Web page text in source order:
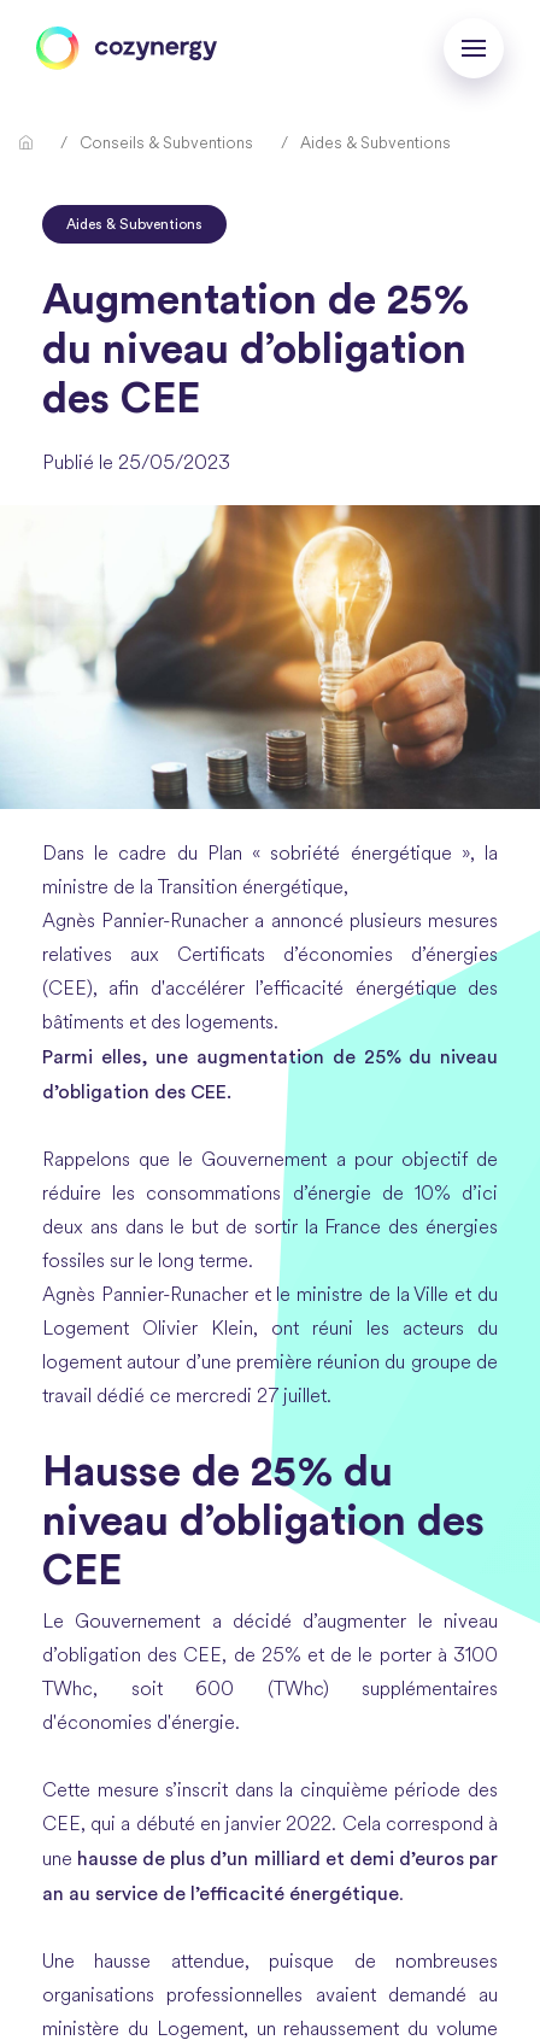
Conseils & Subventions Aides & Subventions
Aides & Subventions
Augmentation de 25%
du niveau d’obligation
des CEE
Publié le 25/05/2023
Dans le cadre du Plan « sobriété énergétique », la
ministre de la Transition énergétique,
Agnès Pannier-Runacher a annoncé plusieurs mesures
relatives aux Certificats d’économies d’énergies
(CEE), afin d'accélérer l’efficacité énergétique des
bâtiments et des logements.
Parmi elles, une augmentation de 25% du niveau
d’obligation des CEE.
Rappelons que le Gouvernement a pour objectif de
réduire les consommations d’énergie de 10% d’ici
deux ans dans le but de sortir la France des énergies
fossiles sur le long terme.
Agnès Pannier-Runacher et le ministre de la Ville et du
Logement Olivier Klein, ont réuni les acteurs du
logement autour d’une première réunion du groupe de
travail dédié ce mercredi 27 juillet.
Hausse de 25% du
niveau d’obligation des
CEE
Le Gouvernement a décidé d’augmenter le niveau
d’obligation des CEE, de 25% et de le porter à 3100
TWhc, soit 600 (TWhc) supplémentaires
d'économies d'énergie.
Cette mesure s’inscrit dans la cinquième période des
CEE, qui a débuté en janvier 2022. Cela correspond à
une hausse de plus d’un milliard et demi d’euros par
an au service de l’efficacité énergétique.
Une hausse attendue, puisque de nombreuses
organisations professionnelles avaient demandé au
ministère du Logement, un rehaussement du volume